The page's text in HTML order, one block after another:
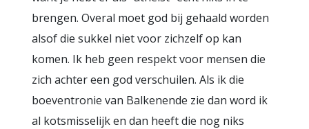
brengen. Overal moet god bij gehaald worden
alsof die sukkel niet voor zichzelf op kan
komen. Ik heb geen respekt voor mensen die
zich achter een god verschuilen. Als ik die
boeventronie van Balkenende zie dan word ik
al kotsmisselijk en dan heeft die nog niks